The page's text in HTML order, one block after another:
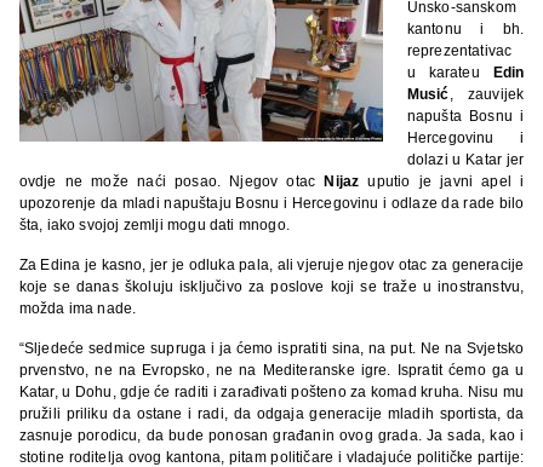
Unsko-sanskom
kantonu i bh.
reprezentativac
u karateu Edin
Musić , zauvijek
napušta Bosnu i
Hercegovinu i
dolazi u Katar jer
ovdje ne može naći posao. Njegov otacNijaz uputio je javni apel i
upozorenje da mladi napuštaju Bosnu i Hercegovinu i odlaze da rade bilo
šta, iako svojoj zemlji mogu dati mnogo.
Za Edina je kasno, jer je odluka pala, ali vjeruje njegov otac za generacije
koje se danas školuju isključivo za poslove koji se traže u inostranstvu,
možda ima nade.
“Sljedeće sedmice supruga i ja ćemo ispratiti sina, na put. Ne na Svjetsko
prvenstvo, ne na Evropsko, ne na Mediteranske igre. Ispratit ćemo ga u
Katar, u Dohu, gdje će raditi i zarađivati pošteno za komad kruha. Nisu mu
pružili priliku da ostane i radi, da odgaja generacije mladih sportista, da
zasnuje porodicu, da bude ponosan građanin ovog grada. Ja sada, kao i
stotine roditelja ovog kantona, pitam političare i vladajuće političke partije: